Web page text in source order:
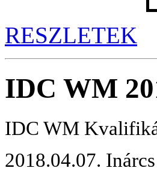
RESZLETEK
IDC WM
IDC WM
2018.04.07. Inárcs